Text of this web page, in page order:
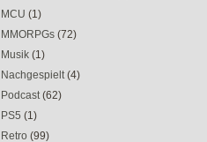
MCU (1)
MMORPGs (72)
Musik (1)
Nachgespielt (4)
Podcast (62)
PS5 (1)
Retro (99)